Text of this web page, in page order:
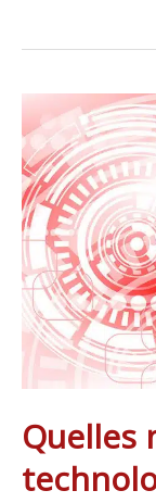
Quelles
Quelles
nouvelles
tendances
technologiques
en
2022
?